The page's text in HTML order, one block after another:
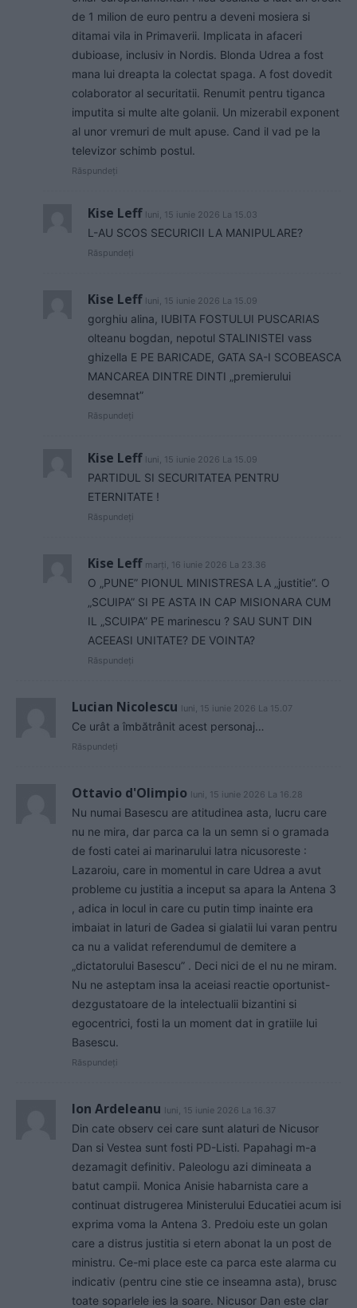
de 1 milion de euro pentru a deveni mosiera si
ditamai vila in Primaverii. Implicata in afaceri
dubioase, inclusiv in Nordis. Blonda Udrea a fost
mana lui dreapta la colectat spaga. A fost dovedit
colaborator al securitatii. Renumit pentru tiganca
imputita si multe alte golanii. Un mizerabil exponent
al unor vremuri de mult apuse. Cand il vad pe la
televizor schimb postul.
Răspundeți
Kise Leff luni, 15 iunie 2026 La 15.03
L-AU SCOS SECURICII LA MANIPULARE?
Răspundeți
Kise Leff luni, 15 iunie 2026 La 15.09
gorghiu alina, IUBITA FOSTULUI PUSCARIAS
olteanu bogdan, nepotul STALINISTEI vass
ghizella E PE BARICADE, GATA SA-I SCOBEASCA
MANCAREA DINTRE DINTI „premierului
desemnat”
Răspundeți
Kise Leff luni, 15 iunie 2026 La 15.09
PARTIDUL SI SECURITATEA PENTRU
ETERNITATE !
Răspundeți
Kise Leff marți, 16 iunie 2026 La 23.36
O „PUNE” PIONUL MINISTRESA LA „justitie”. O
„SCUIPA” SI PE ASTA IN CAP MISIONARA CUM
IL „SCUIPA” PE marinescu ? SAU SUNT DIN
ACEEASI UNITATE? DE VOINTA?
Răspundeți
Lucian Nicolescu luni, 15 iunie 2026 La 15.07
Ce urât a îmbătrânit acest personaj…
Răspundeți
Ottavio d'Olimpio luni, 15 iunie 2026 La 16.28
Nu numai Basescu are atitudinea asta, lucru care
nu ne mira, dar parca ca la un semn si o gramada
de fosti catei ai marinarului latra nicusoreste :
Lazaroiu, care in momentul in care Udrea a avut
probleme cu justitia a inceput sa apara la Antena 3
, adica in locul in care cu putin timp inainte era
imbaiat in laturi de Gadea si gialatii lui varan pentru
ca nu a validat referendumul de demitere a
„dictatorului Basescu” . Deci nici de el nu ne miram.
Nu ne asteptam insa la aceiasi reactie oportunist-
dezgustatoare de la intelectualii bizantini si
egocentrici, fosti la un moment dat in gratiile lui
Basescu.
Răspundeți
Ion Ardeleanu luni, 15 iunie 2026 La 16.37
Din cate observ cei care sunt alaturi de Nicusor
Dan si Vestea sunt fosti PD-Listi. Papahagi m-a
dezamagit definitiv. Paleologu azi dimineata a
batut campii. Monica Anisie habarnista care a
continuat distrugerea Ministerului Educatiei acum isi
exprima voma la Antena 3. Predoiu este un golan
care a distrus justitia si etern abonat la un post de
ministru. Ce-mi place este ca parca este alarma cu
indicativ (pentru cine stie ce inseamna asta), brusc
toate soparlele ies la soare. Nicusor Dan este clar